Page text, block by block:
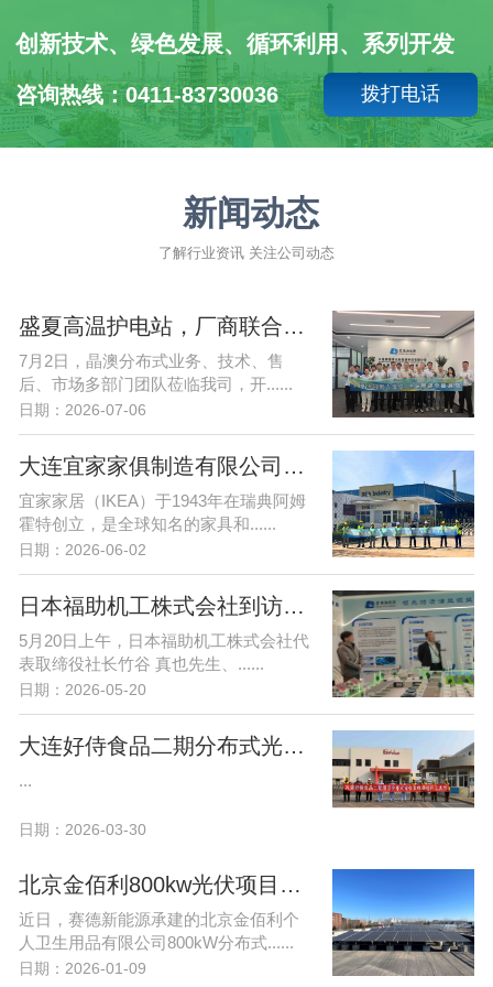
创新技术、绿色发展、循环利用、系列开发
咨询热线：0411-83730036 拨打电话
新闻动态
了解行业资讯 关注公司动态
盛夏高温护电站，厂商联合强运维| 晶澳&赛德携手护航东北光储发展
7月2日，晶澳分布式业务、技术、售
后、市场多部门团队莅临我司，开......
日期：2026-07-06
大连宜家家俱制造有限公司1MW分布式光伏项目开工大吉！
宜家家居（IKEA）于1943年在瑞典阿姆
霍特创立，是全球知名的家具和......
日期：2026-06-02
日本福助机工株式会社到访赛德新能源 共商合作新机遇
5月20日上午，日本福助机工株式会社代
表取缔役社长竹谷 真也先生、......
日期：2026-05-20
大连好侍食品二期分布式光伏项目开工大吉！
...
日期：2026-03-30
北京金佰利800kw光伏项目顺利并网-赛德喜获优秀施工单位荣誉！
近日，赛德新能源承建的北京金佰利个
人卫生用品有限公司800kW分布式......
日期：2026-01-09